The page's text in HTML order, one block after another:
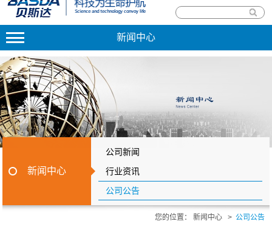
新闻中心
新闻中心
公司新闻
行业资讯
公司公告
您的位置： 新闻中心 > 公司公告